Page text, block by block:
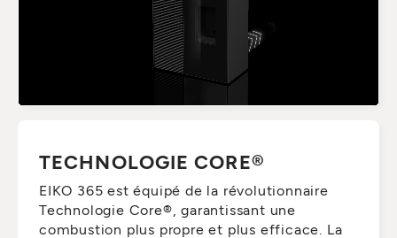
TECHNOLOGIE CORE®
EIKO 365 est équipé de la révolutionnaire
Technologie Core®, garantissant une
combustion plus propre et plus efficace. La